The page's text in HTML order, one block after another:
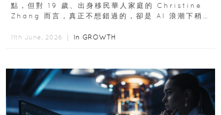
點，但對 19 歲、出身移民華人家庭的 Christine
Zhang 而言，真正不想錯過的，卻是 AI 浪潮下稍縱
11th June, 2026 ｜ In GROWTH